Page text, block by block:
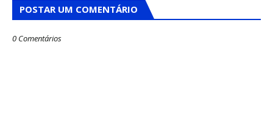
POSTAR UM COMENTÁRIO
0 Comentários